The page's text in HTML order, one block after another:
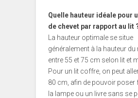
Quelle hauteur idéale pour
de chevet par rapport au lit
La hauteur optimale se situe
généralement à la hauteur du
entre 55 et 75 cm selon lit et
Pour un lit coffre, on peut
80 cm, afin de pouvoir poser
la lampe ou un livre sans se